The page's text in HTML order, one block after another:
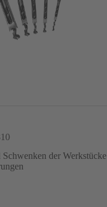
der Werkstücke